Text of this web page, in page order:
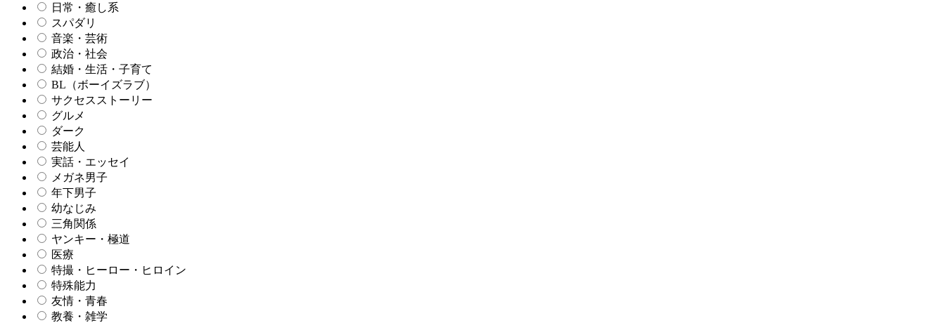
日常・癒し系
スパダリ
音楽・芸術
政治・社会
結婚・生活・子育て
BL（ボーイズラブ）
サクセスストーリー
グルメ
ダーク
芸能人
実話・エッセイ
メガネ男子
年下男子
幼なじみ
三角関係
ヤンキー・極道
医療
特撮・ヒーロー・ヒロイン
特殊能力
友情・青春
教養・雑学